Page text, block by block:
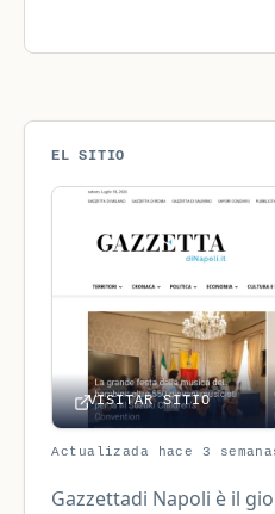
EL SITIO
VISITAR SITIO
Actualizada hace 3
Gazzettadi Napoli è il